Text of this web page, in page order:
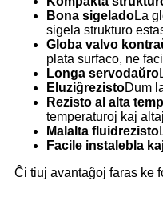
Bona sigeladoLa
sigela strukturo
Globa valvo
plata surfaco, ne
Longa servodaŭro
EluziĝrezistoDum
Rezisto al alta
temperaturoj kaj
Malalta fluidrezisto
Facile instalebla
Ĉi tiuj avantaĝoj faras ke